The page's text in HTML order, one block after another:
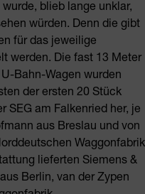
blieb lange unklar,
würden. Denn die gibt
für das jeweilige
werden. Die fast 13 Meter
Bahn-Wagen wurden
der ersten 20 Stück
SEG am Falkenried her, je
aus Breslau und von
Waggonfabrik
lieferten Siemens &
Berlin, van der Zypen